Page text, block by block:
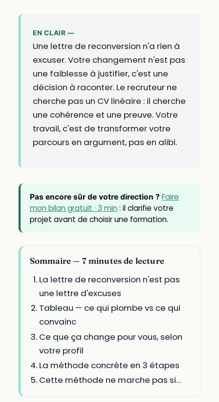
EN CLAIR —
Une lettre de reconversion n'a rien à
excuser. Votre changement n'est pas
une faiblesse à justifier, c'est une
décision à raconter. Le recruteur ne
cherche pas un CV linéaire : il cherche
une cohérence et une preuve. Votre
travail, c'est de transformer votre
parcours en argument, pas en alibi.
Pas encore sûr de votre direction ? Faire
mon bilan gratuit · 3 min: il clarifie votre
projet avant de choisir une formation.
Sommaire — 7 minutes de lecture
La lettre de reconversion n'est pas
une lettre d'excuses
Tableau — ce qui plombe vs ce qui
convainc
Ce que ça change pour vous, selon
votre profil
La méthode concrète en 3 étapes
Cette méthode ne marche pas si…